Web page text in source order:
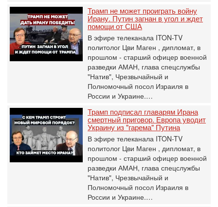
Трамп не может проиграть войну
Ирану. Путин загнан в угол и ждет
помощи от США
В эфире телеканала ITON-TV
политолог Цви Маген , дипломат, в
прошлом - старший офицер военной
разведки АМАН, глава спецслужбы
"Натив", ‎Чрезвычайный и
Полномочный посол Израиля в
России и Украине.…
Трамп подписал главарям Ирана
смертный приговор. Европа уводит
Украину из "гарема" Путина
В эфире телеканала ITON-TV
политолог Цви Маген , дипломат, в
прошлом - старший офицер военной
разведки АМАН, глава спецслужбы
"Натив", ‎Чрезвычайный и
Полномочный посол Израиля в
России и Украине.…